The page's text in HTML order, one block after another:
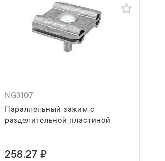
NG3107
Параллельный зажим с
разделительной пластиной
258.27 ₽